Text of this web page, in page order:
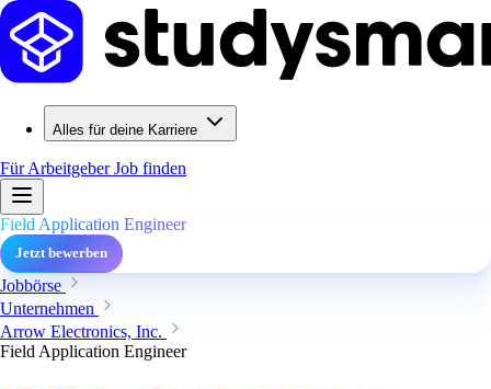
Alles für deine Karriere
Für ArbeitgeberJob finden
Field Application Engineer
Jetzt bewerben
Jobbörse
Unternehmen
Arrow Electronics, Inc.
Field Application Engineer